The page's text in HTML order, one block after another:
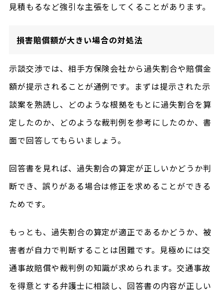
見積もるなど強引な主張をしてくることがあります。
損害賠償額が大きい場合の対処法
示談交渉では、相手方保険会社から過失割合や賠償金
額が提示されることが通例です。まずは提示された示
談案を熟読し、どのような根拠をもとに過失割合を算
定したのか、どのような裁判例を参考にしたのか、書
面で回答してもらいましょう。
回答書を見れば、過失割合の算定が正しいかどうか判
断でき、誤りがある場合は修正を求めることができる
ためです。
もっとも、過失割合の算定が適正であるかどうか、被
害者が自力で判断することは困難です。見極めには交
通事故賠償や裁判例の知識が求められます。交通事故
を得意とする弁護士に相談し、回答書の内容が正しい